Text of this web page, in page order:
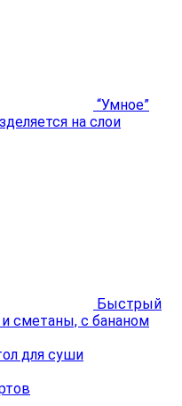
“Умное”
на слои
Быстрый
сметаны, с бананом
для суши